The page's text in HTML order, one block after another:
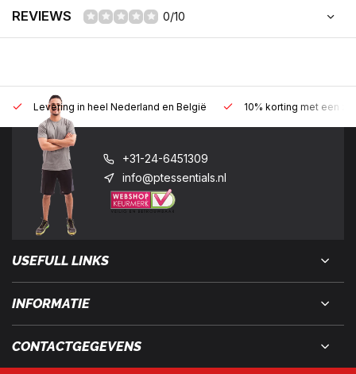
REVIEWS 0/10
Levering in heel Nederland en België 10% korting met een
+31-24-6451309
info@ptessentials.nl
USEFULL LINKS
INFORMATIE
CONTACTGEGEVENS